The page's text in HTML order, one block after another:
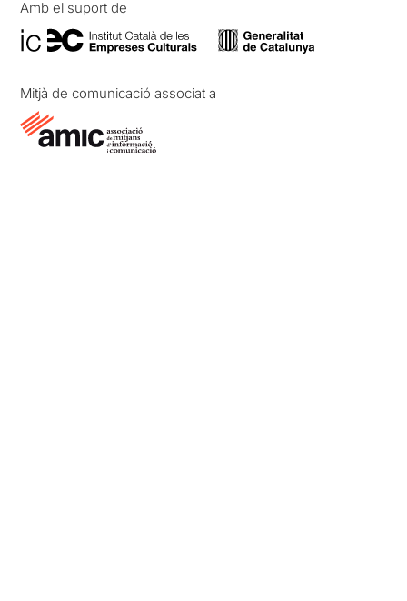
Amb el suport de
Mitjà de comunicació associat a